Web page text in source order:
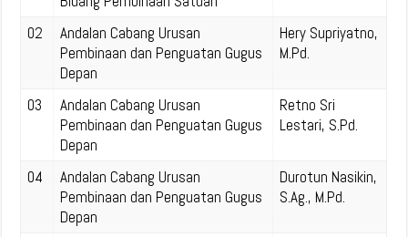
02
Andalan Cabang Urusan
Pembinaan dan Penguatan Gugus
Depan
Hery Supriyatno,
M.Pd.
03
Andalan Cabang Urusan
Pembinaan dan Penguatan Gugus
Depan
Retno Sri
Lestari, S.Pd.
04
Andalan Cabang Urusan
Pembinaan dan Penguatan Gugus
Depan
Durotun Nasikin,
S.Ag., M.Pd.